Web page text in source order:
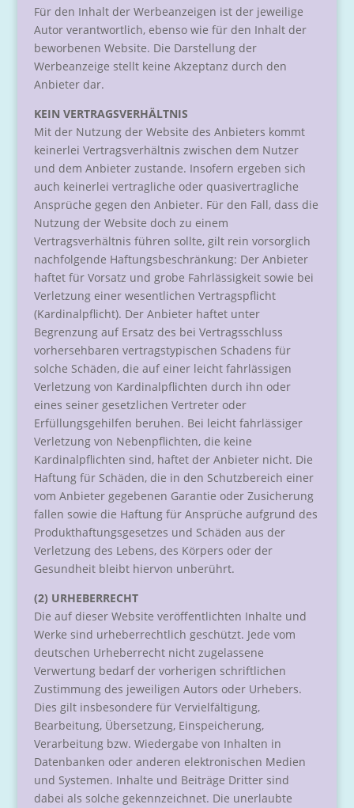
Für den Inhalt der Werbeanzeigen ist der jeweilige
Autor verantwortlich, ebenso wie für den Inhalt der
beworbenen Website. Die Darstellung der
Werbeanzeige stellt keine Akzeptanz durch den
Anbieter dar.
KEIN VERTRAGSVERHÄLTNIS
Mit der Nutzung der Website des Anbieters kommt
keinerlei Vertragsverhältnis zwischen dem Nutzer
und dem Anbieter zustande. Insofern ergeben sich
auch keinerlei vertragliche oder quasivertragliche
Ansprüche gegen den Anbieter. Für den Fall, dass die
Nutzung der Website doch zu einem
Vertragsverhältnis führen sollte, gilt rein vorsorglich
nachfolgende Haftungsbeschränkung: Der Anbieter
haftet für Vorsatz und grobe Fahrlässigkeit sowie bei
Verletzung einer wesentlichen Vertragspflicht
(Kardinalpflicht). Der Anbieter haftet unter
Begrenzung auf Ersatz des bei Vertragsschluss
vorhersehbaren vertragstypischen Schadens für
solche Schäden, die auf einer leicht fahrlässigen
Verletzung von Kardinalpflichten durch ihn oder
eines seiner gesetzlichen Vertreter oder
Erfüllungsgehilfen beruhen. Bei leicht fahrlässiger
Verletzung von Nebenpflichten, die keine
Kardinalpflichten sind, haftet der Anbieter nicht. Die
Haftung für Schäden, die in den Schutzbereich einer
vom Anbieter gegebenen Garantie oder Zusicherung
fallen sowie die Haftung für Ansprüche aufgrund des
Produkthaftungsgesetzes und Schäden aus der
Verletzung des Lebens, des Körpers oder der
Gesundheit bleibt hiervon unberührt.
(2) URHEBERRECHT
Die auf dieser Website veröffentlichten Inhalte und
Werke sind urheberrechtlich geschützt. Jede vom
deutschen Urheberrecht nicht zugelassene
Verwertung bedarf der vorherigen schriftlichen
Zustimmung des jeweiligen Autors oder Urhebers.
Dies gilt insbesondere für Vervielfältigung,
Bearbeitung, Übersetzung, Einspeicherung,
Verarbeitung bzw. Wiedergabe von Inhalten in
Datenbanken oder anderen elektronischen Medien
und Systemen. Inhalte und Beiträge Dritter sind
dabei als solche gekennzeichnet. Die unerlaubte